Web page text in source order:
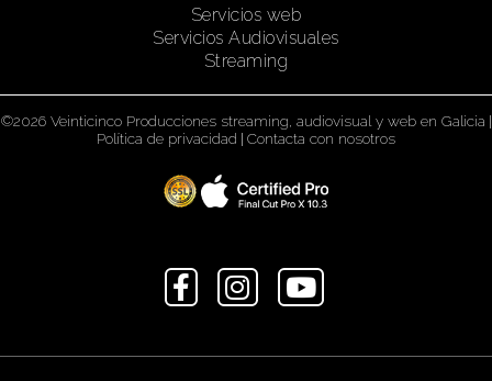
Servicios web
Servicios Audiovisuales
Streaming
©2026 Veinticinco Producciones streaming, audiovisual y web en Galicia |
Política de privacidad | Contacta con nosotros